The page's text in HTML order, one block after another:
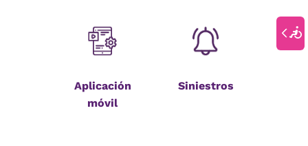
Aplicación
móvil
Siniestros